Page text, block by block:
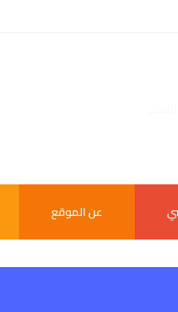
عن الموقع